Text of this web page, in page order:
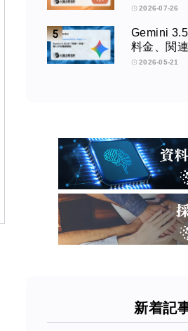
い方を解説
2026-07-26
Gemini
料金、関
徹底解説！
2026-05-21
新着記